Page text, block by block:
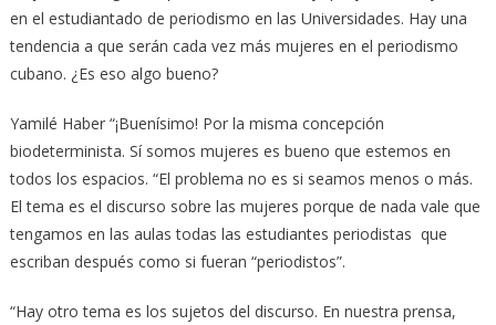
en el estudiantado de periodismo en las Universidades. Hay una
tendencia a que serán cada vez más mujeres en el periodismo
cubano. ¿Es eso algo bueno?
Yamilé Haber “¡Buenísimo! Por la misma concepción
biodeterminista. Sí somos mujeres es bueno que estemos en
todos los espacios. “El problema no es si seamos menos o más.
El tema es el discurso sobre las mujeres porque de nada vale que
tengamos en las aulas todas las estudiantes periodistas que
escriban después como si fueran “periodistos”.
“Hay otro tema es los sujetos del discurso. En nuestra prensa,